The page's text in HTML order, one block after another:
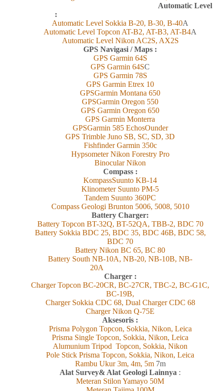
Automatic Level
:
Automatic Level Sokkia B-20, B-30, B-40A
Automatic Level Topcon AT-B2, AT-B3, AT-B4A
Automatic Level Nikon AC2S, AX2S
GPS Navigasi / Maps :
GPS Garmin 64S
GPS Garmin 64SC
GPS Garmin 78S
GPS Garmin Etrex 10
GPSGarmin Montana 650
GPSGarmin Oregon 550
GPS Garmin Oregon 650
GPS Garmin Monterra
GPSGarmin 585 EchosOunder
GPS Trimble Juno SB, SC, SD, 3D
Fishfinder Garmin 350c
Hypsometer Nikon Forestry Pro
Binocular Nikon
Compass :
KompassSuunto KB-14
Klinometer Suunto PM-5
Tandem Suunto 360PC
Compass Geologi Brunton 5006, 5008, 5010
Battery Charger:
Battery Topcon BT-32Q, BT-52QA, TBB-2, BDC 70
Battery Sokkia BDC 25, BDC 35, BDC 46B, BDC 58,
BDC 70
Battery Nikon BC 65, BC 80
Battery South NB-10A, NB-20, NB-10B, NB-
20A
Charger :
Charger Topcon BC-20CR, BC-27CR, TBC-2, BC-G1C,
BC-19B,
Charger Sokkia CDC 68, Dual Charger CDC 68
Charger Nikon Q-75E
Aksesoris :
Prisma Polygon Topcon, Sokkia, Nikon, Leica
Prisma Single Topcon, Sokkia, Nikon, Leica
Alumunium Tripod Topcon, Sokkia, Nikon
Pole Stick Prisma Topcon, Sokkia, Nikon, Leica
Rambu Ukur 3m, 4m, 5m7m
Alat Survey& Alat Geologi Lainnya :
Meteran Stilon Yamayo 50M